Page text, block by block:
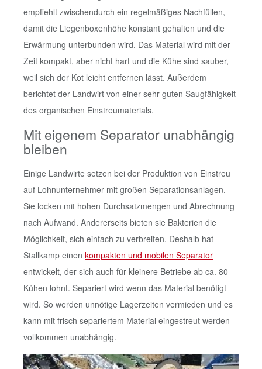
empfiehlt zwischendurch ein regelmäßiges Nachfüllen,
damit die Liegenboxenhöhe konstant gehalten und die
Erwärmung unterbunden wird. Das Material wird mit der
Zeit kompakt, aber nicht hart und die Kühe sind sauber,
weil sich der Kot leicht entfernen lässt. Außerdem
berichtet der Landwirt von einer sehr guten Saugfähigkeit
des organischen Einstreumaterials.
Mit eigenem Separator unabhängig
bleiben
Einige Landwirte setzen bei der Produktion von Einstreu
auf Lohnunternehmer mit großen Separationsanlagen.
Sie locken mit hohen Durchsatzmengen und Abrechnung
nach Aufwand. Andererseits bieten sie Bakterien die
Möglichkeit, sich einfach zu verbreiten. Deshalb hat
Stallkamp einen kompakten und mobilen Separator
entwickelt, der sich auch für kleinere Betriebe ab ca. 80
Kühen lohnt. Separiert wird wenn das Material benötigt
wird. So werden unnötige Lagerzeiten vermieden und es
kann mit frisch separiertem Material eingestreut werden -
vollkommen unabhängig.